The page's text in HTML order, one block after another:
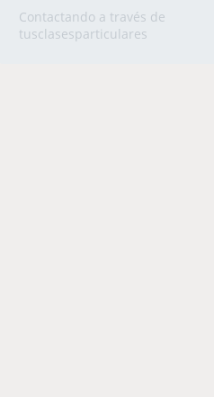
Contactando a través de
tusclasesparticulares